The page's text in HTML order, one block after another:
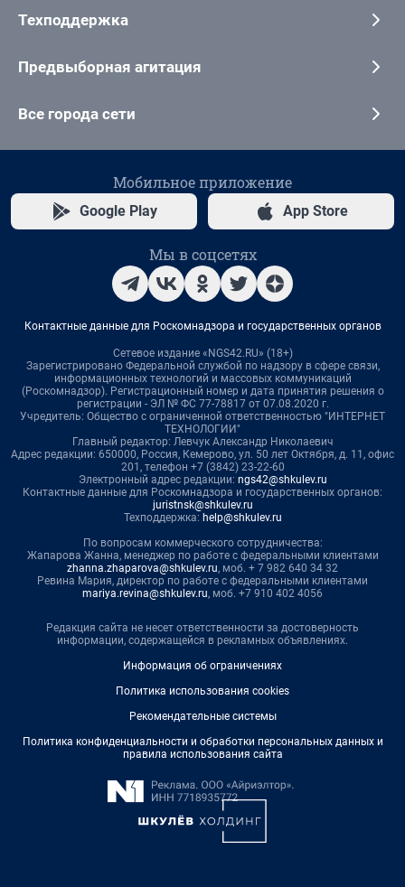
Техподдержка
Предвыборная агитация
Все города сети
Мобильное приложение
Google Play App Store
Мы в соцсетях
Контактные данные для Роскомнадзора и государственных органов
Сетевое издание «NGS42.RU» (18+)
Зарегистрировано Федеральной службой по надзору в сфере связи,
информационных технологий и массовых коммуникаций
(Роскомнадзор). Регистрационный номер и дата принятия решения о
регистрации - ЭЛ № ФС 77-78817 от 07.08.2020 г.
Учредитель: Общество с ограниченной ответственностью "ИНТЕРНЕТ
ТЕХНОЛОГИИ"
Главный редактор: Левчук Александр Николаевич
Адрес редакции: 650000, Россия, Кемерово, ул. 50 лет Октября, д. 11, офис
201, телефон +7 (3842) 23-22-60
Электронный адрес редакции: ngs42@shkulev.ru
Контактные данные для Роскомнадзора и государственных органов:
juristnsk@shkulev.ru
Техподдержка: help@shkulev.ru
По вопросам коммерческого сотрудничества:
Жапарова Жанна, менеджер по работе с федеральными клиентами
zhanna.zhaparova@shkulev.ru, моб. + 7 982 640 34 32
Ревина Мария, директор по работе с федеральными клиентами
mariya.revina@shkulev.ru, моб. +7 910 402 4056
Редакция сайта не несет ответственности за достоверность
информации, содержащейся в рекламных объявлениях.
Информация об ограничениях
Политика использования cookies
Рекомендательные системы
Политика конфиденциальности и обработки персональных данных и
правила использования сайта